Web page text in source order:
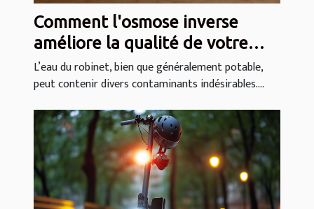
Comment l'osmose inverse
améliore la qualité de votre
eau domestique ?
L’eau du robinet, bien que généralement potable,
peut contenir divers contaminants indésirables....